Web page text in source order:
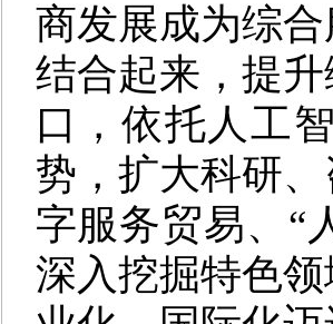
商发展成为综
结合起来，提
口，依托人工
势，扩大科研
字服务贸易、“
深入挖掘特色